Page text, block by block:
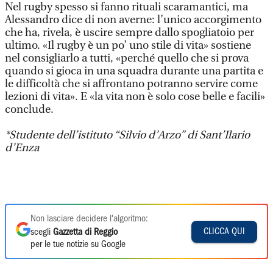
Nel rugby spesso si fanno rituali scaramantici, ma
Alessandro dice di non averne: l’unico accorgimento
che ha, rivela, è uscire sempre dallo spogliatoio per
ultimo. «Il rugby è un po’ uno stile di vita» sostiene
nel consigliarlo a tutti, «perché quello che si prova
quando si gioca in una squadra durante una partita e
le difficoltà che si affrontano potranno servire come
lezioni di vita». E «la vita non è solo cose belle e facili»
conclude.
*Studente dell’istituto “Silvio d’Arzo”di Sant’Ilario
d’Enza
Non lasciare decidere l'algoritmo:
scegli Gazzetta di Reggio
per le tue notizie su Google
CLICCA QUI